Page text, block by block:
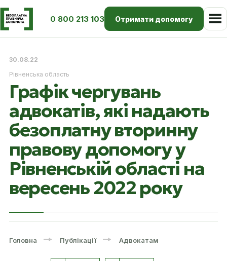
0 800 213 103 Отримати допомогу
30.08.22
Рівненська область
Графік чергувань
адвокатів, які надають
безоплатну вторинну
правову допомогу у
Рівненській області на
вересень 2022 року
Головна Публікації Адвокатам